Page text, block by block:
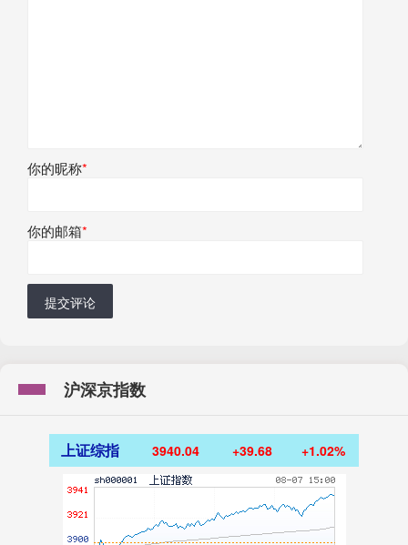
你的昵称*
你的邮箱*
提交评论
沪深京指数
上证综指 3940.04 +39.68 +1.02%